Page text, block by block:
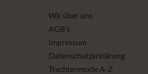
Wir über uns
AGB's
Impressum
Datenschutzerklärung
Trachtenmode A-Z